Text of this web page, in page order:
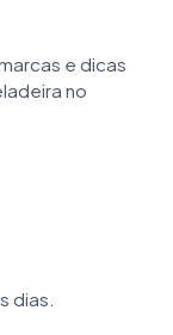
e dicas
no
dias.